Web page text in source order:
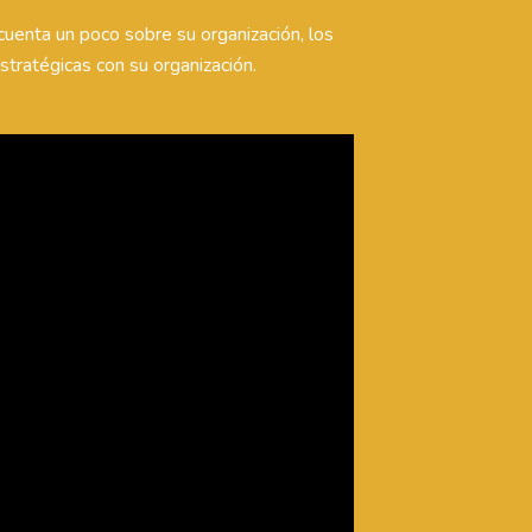
un poco sobre su organización, los
con su organización.